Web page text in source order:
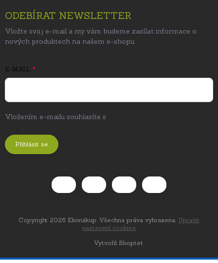
ODEBÍRAT NEWSLETTER
Vložte svůj e-mail a my vám budeme zasílat informace o
nových produktech na našem e-shopu.
E-MAIL
Vložením e-mailu souhlasíte s
.
Přihlásit se
Vytvořil Shoptet
Copyright 2026 Ekonákup. Všechna práva vyhrazena. Upravit
nastavení cookies